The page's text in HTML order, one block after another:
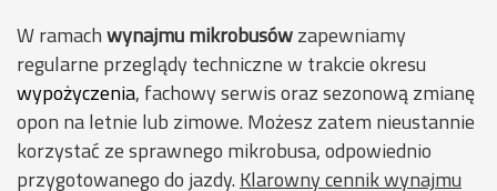
W ramachwynajmu mikrobusówzapewniamy
regularne przeglądy techniczne w trakcie okresu
wypożyczenia, fachowy serwis oraz sezonową zmianę
opon na letnie lub zimowe. Możesz zatem nieustannie
korzystać ze sprawnego mikrobusa, odpowiednio
przygotowanego do jazdy. Klarowny cennik wynajmu